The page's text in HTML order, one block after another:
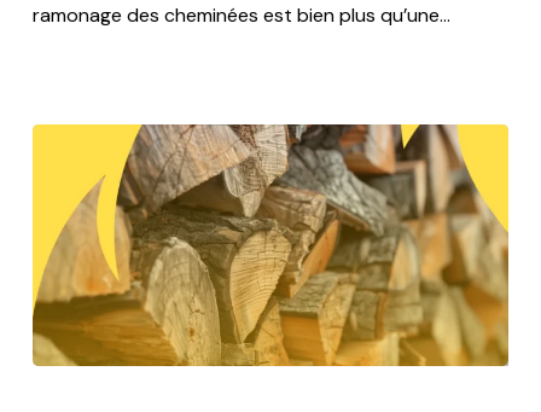
ramonage des cheminées est bien plus qu’une…